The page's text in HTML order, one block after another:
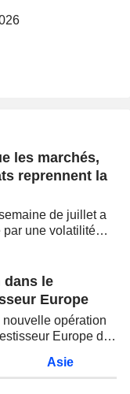
les marchés,
reprennent la
de juillet a
par une volatilité
Les
la soutenabilité
dans le
Europe
opération
Europe de
Asie